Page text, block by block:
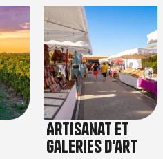
Artisanat et
galeries d'art